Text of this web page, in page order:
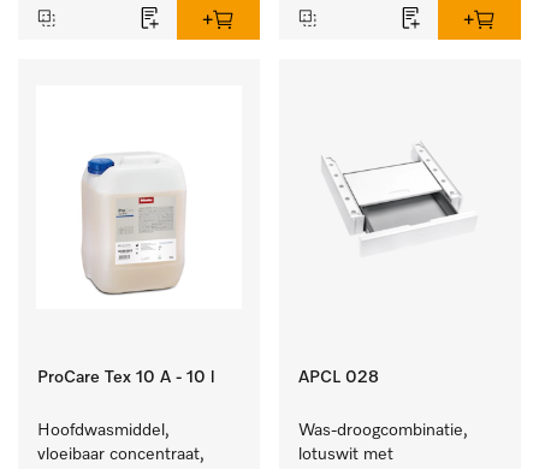
en gevoelig textiel.
ProCare Tex 10 A - 10 l
Hoofdwasmiddel,
vloeibaar concentraat,
APCL 028
Was-droogcombinatie,
lotuswit met